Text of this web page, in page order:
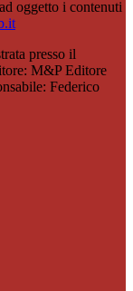
oggetto i contenuti
presso il
M&P Editore
Federico